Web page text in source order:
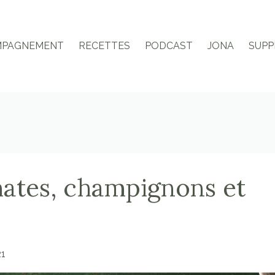
RECETTES PODCAST JONA
champignons et